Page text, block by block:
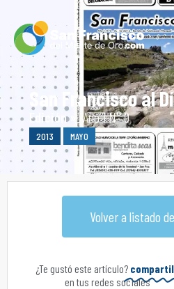
San Francisco al
Edición » Año 1 N° 9
2013 MAYO
Volver a listado
¿Te gustó este artículo?
en tus redes sociales